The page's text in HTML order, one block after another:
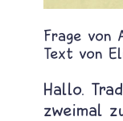
Text von
Hallo.
zweimal